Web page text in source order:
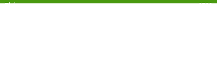
Tháng:
9708